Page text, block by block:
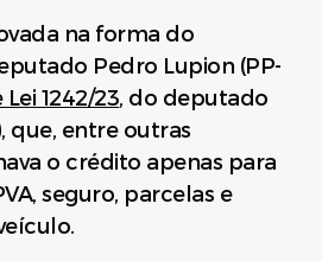
na forma do
Pedro Lupion (PP-
1242/23, do deputado
que, entre outras
o crédito apenas para
seguro, parcelas e